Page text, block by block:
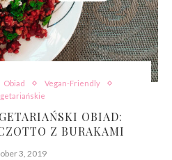
Obiad
Vegan-Friendly
OBIAD:
Z BURAKAMI
3, 2019